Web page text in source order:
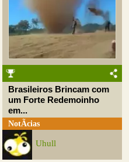
Brasileiros Brincam com
um Forte Redemoinho
em...
NotÃ­cias
Uhull